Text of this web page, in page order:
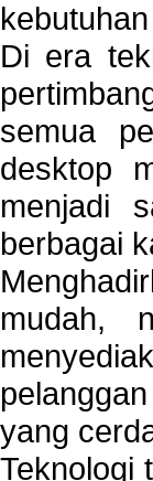
Di era
semua
desktop
menjadi
berbagai
mudah,
yang
Teknologi